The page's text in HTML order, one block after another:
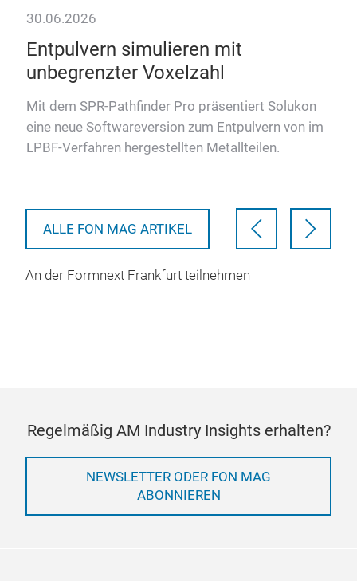
30.06.2026
Entpulvern simulieren mit
unbegrenzter Voxelzahl
Mit dem SPR-Pathfinder Pro präsentiert Solukon
eine neue Softwareversion zum Entpulvern von im
LPBF-Verfahren hergestellten Metallteilen.
ALLE FON MAG ARTIKEL
An der Formnext Frankfurt teilnehmen
Regelmäßig AM Industry Insights erhalten?
NEWSLETTER ODER FON MAG
ABONNIEREN